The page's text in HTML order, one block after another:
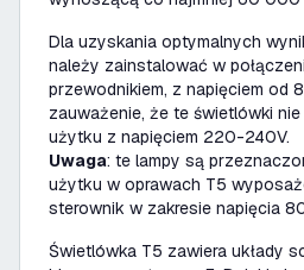
Dla uzyskania optymalnych
należy zainstalować w
przewodnikiem, z napięciem od
zauważenie, że te świetlówki
użytku z napięciem 220-240V.
Uwaga: te lampy są
użytku w oprawach T5
sterownik w zakresie napięcia
Świetlówka T5 zawiera układy